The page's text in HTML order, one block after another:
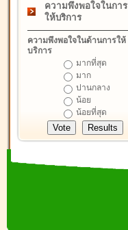
ความพึงพอใจในการ
ให้บริการ
ความพึงพอใจในด้านการให้
บริการ
มากที่สุด
มาก
ปานกลาง
น้อย
น้อยที่สุด